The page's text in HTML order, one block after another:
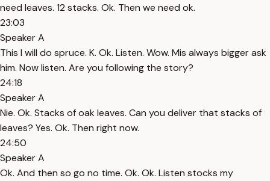
need leaves. 12 stacks. Ok. Then we need ok.
23:03
Speaker A
This I will do spruce. K. Ok. Listen. Wow. Mis always bigger ask
him. Now listen. Are you following the story?
24:18
Speaker A
Nie. Ok. Stacks of oak leaves. Can you deliver that stacks of
leaves? Yes. Ok. Then right now.
24:50
Speaker A
Ok. And then so go no time. Ok. Ok. Listen stocks my